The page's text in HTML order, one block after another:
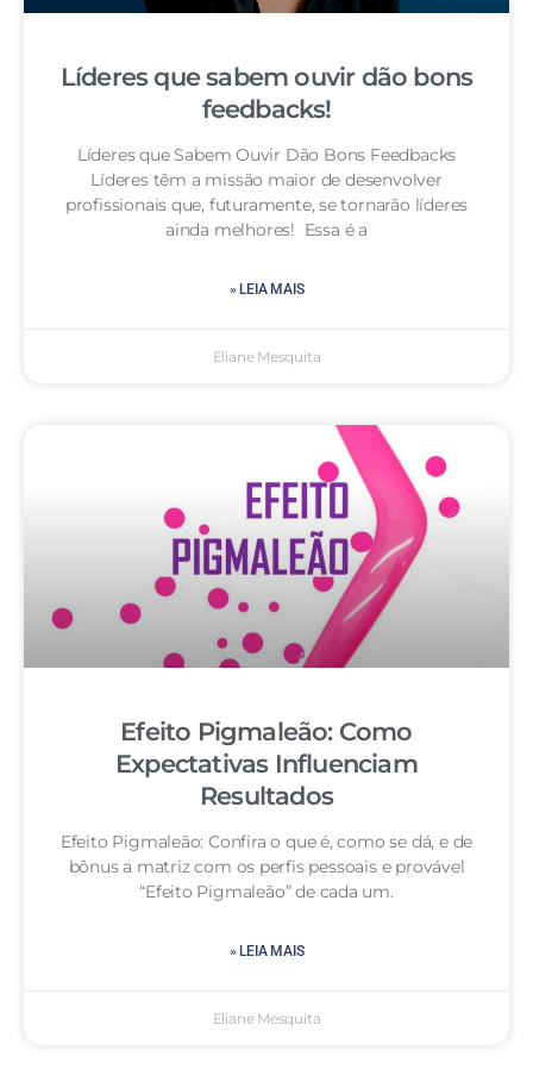
Líderes que sabem ouvir dão bons
feedbacks!
Líderes que Sabem Ouvir Dão Bons Feedbacks
Líderes têm a missão maior de desenvolver
profissionais que, futuramente, se tornarão líderes
ainda melhores! Essa é a
» LEIA MAIS
Eliane Mesquita
Efeito Pigmaleão: Como
Expectativas Influenciam
Resultados
Efeito Pigmaleão: Confira o que é, como se dá, e de
bônus a matriz com os perfis pessoais e provável
“Efeito Pigmaleão” de cada um.
» LEIA MAIS
Eliane Mesquita